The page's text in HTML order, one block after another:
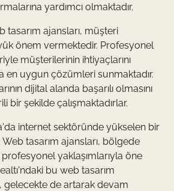
yardımcı olmaktadır.
tasarım ajansları, müşteri
önem vermektedir. Profesyonel
müşterilerinin ihtiyaçlarını
en uygun çözümleri sunmaktadır.
dijital alanda başarılı olmasını
bir şekilde çalışmaktadırlar.
internet sektöründe yükselen bir
tasarım ajansları, bölgede
yaklaşımlarıyla öne
bu web tasarım
gelecekte de artarak devam